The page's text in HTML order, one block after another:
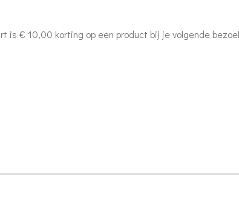
is € 10,00 korting op een product bij je volgende